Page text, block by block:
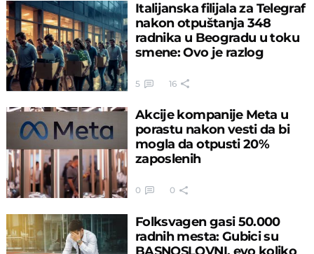
Italijanska filijala za Telegraf
nakon otpuštanja 348
radnika u Beogradu u toku
smene: Ovo je razlog
5 16
Akcije kompanije Meta u
porastu nakon vesti da bi
mogla da otpusti 20%
zaposlenih
0 0
Folksvagen gasi 50.000
radnih mesta: Gubici su
BASNOSLOVNI, evo koliko